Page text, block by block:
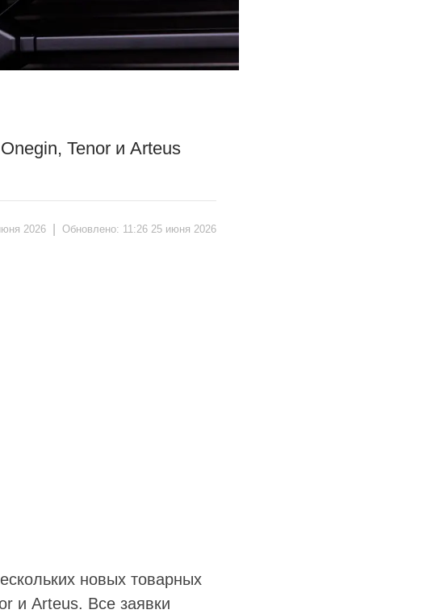
Tenor и Arteus
2026 Обновлено: 11:26 25 июня 2026
новых товарных
и Arteus. Все заявки